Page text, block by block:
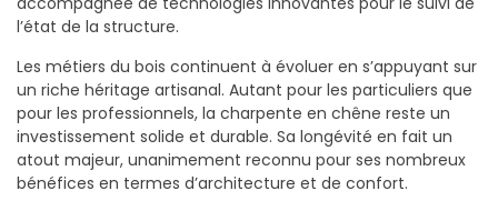
l’état de la structure.
Les métiers du bois continuent à évoluer en s’appuyant sur
un riche héritage artisanal. Autant pour les particuliers que
pour les professionnels, la charpente en chêne reste un
investissement solide et durable. Sa longévité en fait un
atout majeur, unanimement reconnu pour ses nombreux
bénéfices en termes d’architecture et de confort.